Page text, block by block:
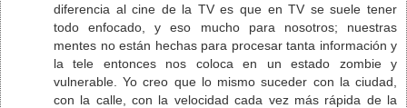
diferencia al cine de la TV es que en TV se suele tener
todo enfocado, y eso mucho para nosotros; nuestras
mentes no están hechas para procesar tanta información y
la tele entonces nos coloca en un estado zombie y
vulnerable. Yo creo que lo mismo suceder con la ciudad,
con la calle, con la velocidad cada vez más rápida de la